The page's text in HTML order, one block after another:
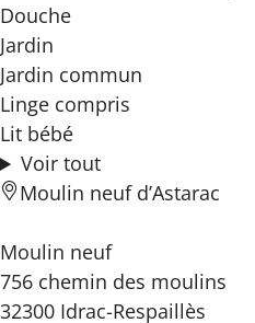
Douche
Jardin
Jardin commun
Linge compris
Lit bébé
Voir tout
Moulin neuf d’Astarac
Moulin neuf
756 chemin des moulins
32300 Idrac-Respaillès